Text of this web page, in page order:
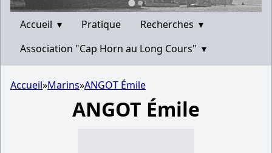
Accueil ▾ Pratique Recherches ▾
Association "Cap Horn au Long Cours" ▾
Accueil»Marins»ANGOT Émile
ANGOT Émile